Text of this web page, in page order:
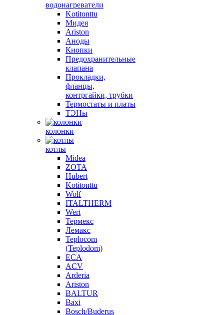
водонагреватели
Kotitonttu
Мидея
Ariston
Аноды
Кнопки
Предохранительные
клапана
Прокладки,
фланцы,
контргайки, трубки
Термостаты и платы
ТЭНы
колонки
котлы
Midea
ZOTA
Hubert
Kotitonttu
Wolf
ITALTHERM
Wert
Термекс
Лемакс
Teplocom
(Teplodom)
ECA
ACV
Arderia
Ariston
BALTUR
Baxi
Bosch/Buderus